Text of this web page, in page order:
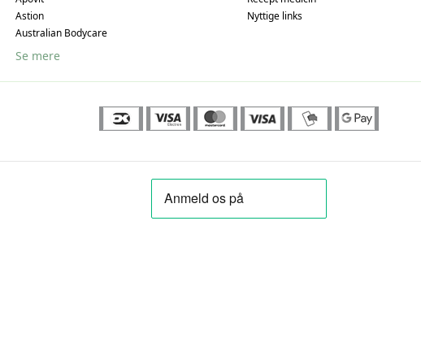
Astion
Australian Bodycare
Se mere
Nyttige links